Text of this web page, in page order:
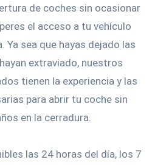
de coches sin ocasionar
el acceso a tu vehículo
Ya sea que hayas dejado las
extraviado, nuestros
tienen la experiencia y las
para abrir tu coche sin
en la cerradura.
las 24 horas del día, los 7